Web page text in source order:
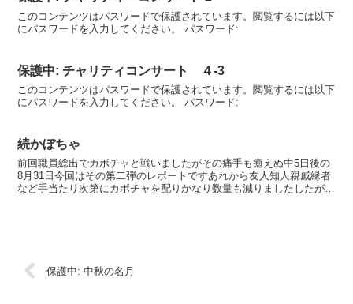
このコンテンツはパスワードで保護されています。閲覧するには以下
にパスワードを入力してください。 パスワード:
保護中: チャリティコンサート ４-3
このコンテンツはパスワードで保護されています。閲覧するには以下
にパスワードを入力してください。 パスワード:
続かぼちゃ
前回職員総出でカボチャと戦いましたがその痛手も癒えぬ中5日後の
8月31日今回はその第二弾のレポートですあれから友人知人親戚縁者
など手当たり次第にカボチャを配りかなり数量も減りましたしたがっ
保護中: 中秋の名月